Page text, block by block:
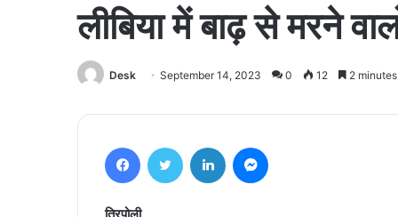
लीबिया में बाढ़ से मरने
Desk September 14, 2023 0 12 2